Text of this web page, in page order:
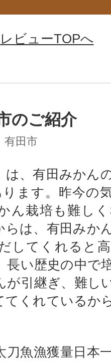
レビューTOPへ
のご紹介
有田市
は、有田みかん
ます。昨今の
ん栽培も難し
らは、有田みか
してくれると
長い歴史の中で
が引継ぎ、難し
てくれているか
刀魚漁獲量日本